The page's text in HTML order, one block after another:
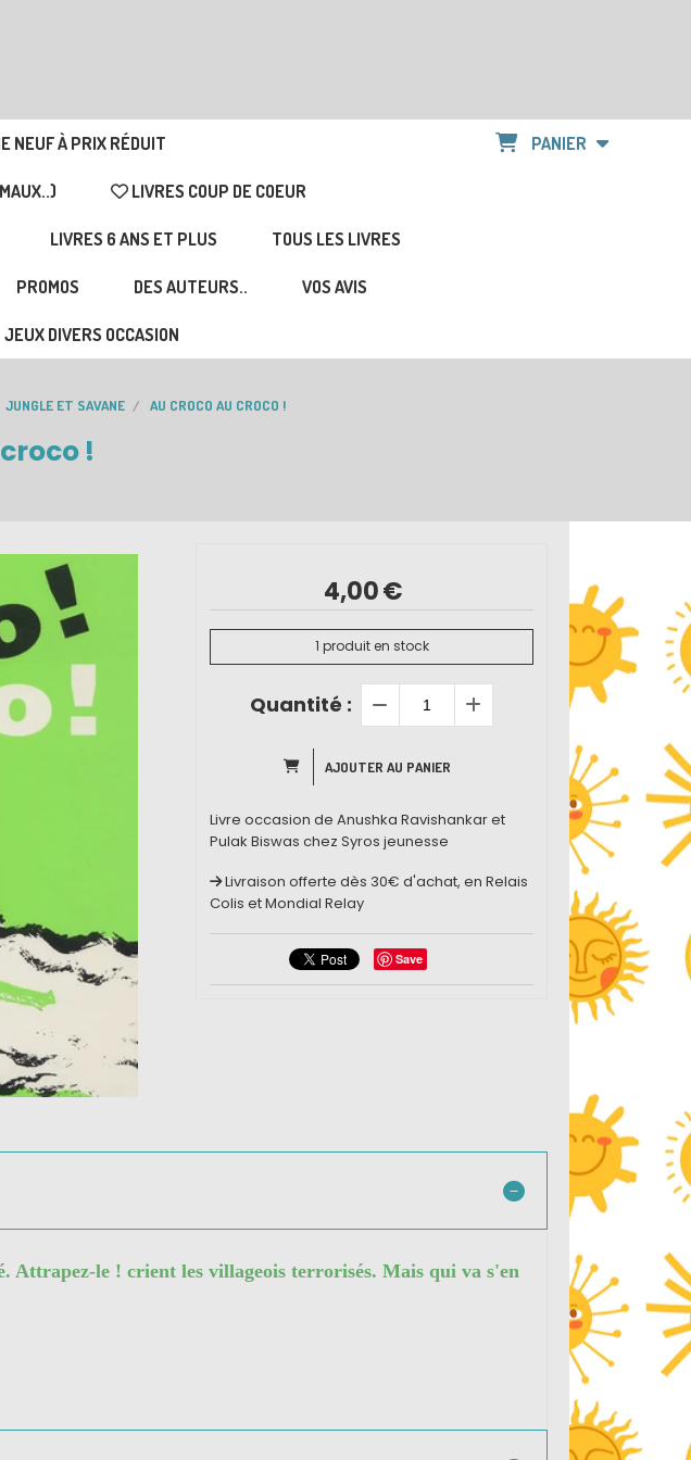
NEUF À PRIX RÉDUIT
LIVRES COUP DE COEUR
LIVRES 6 ANS ET PLUS TOUS LES LIVRES
PROMOS DES AUTEURS.. VOS AVIS
JEUX DIVERS OCCASION
PANIER
JUNGLE ET SAVANE AU CROCO AU CROCO !
!
4,00€
1 produit en stock
Quantité :
AJOUTER AU PANIER
Livre occasion de Anushka Ravishankar et
Pulak Biswas chez Syros jeunesse
Livraison offerte dès 30€ d'achat, en Relais
Colis et Mondial Relay
Save
Attrapez-le ! crient les villageois terrorisés. Mais qui va s'en